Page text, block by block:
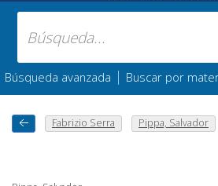
Búsqueda avanzada | Buscar por
Fabrizio Serra Pippa, Salvador